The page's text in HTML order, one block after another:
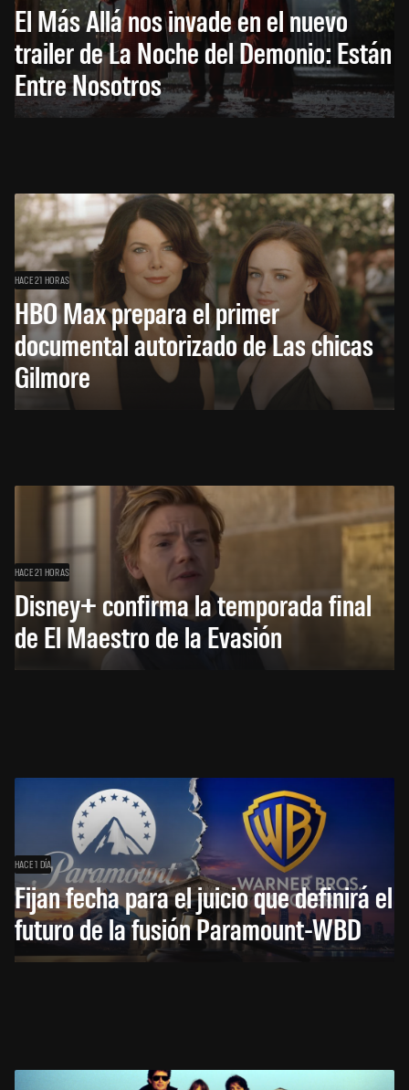
El Más Allá nos invade en el nuevo
trailer de La Noche del Demonio: Están
Entre Nosotros
HACE 21 HORAS
HBO Max prepara el primer
documental autorizado de Las chicas
Gilmore
HACE 21 HORAS
Disney+ confirma la temporada final
de El Maestro de la Evasión
HACE 1 DÍA
Fijan fecha para el juicio que definirá el
futuro de la fusión Paramount-WBD